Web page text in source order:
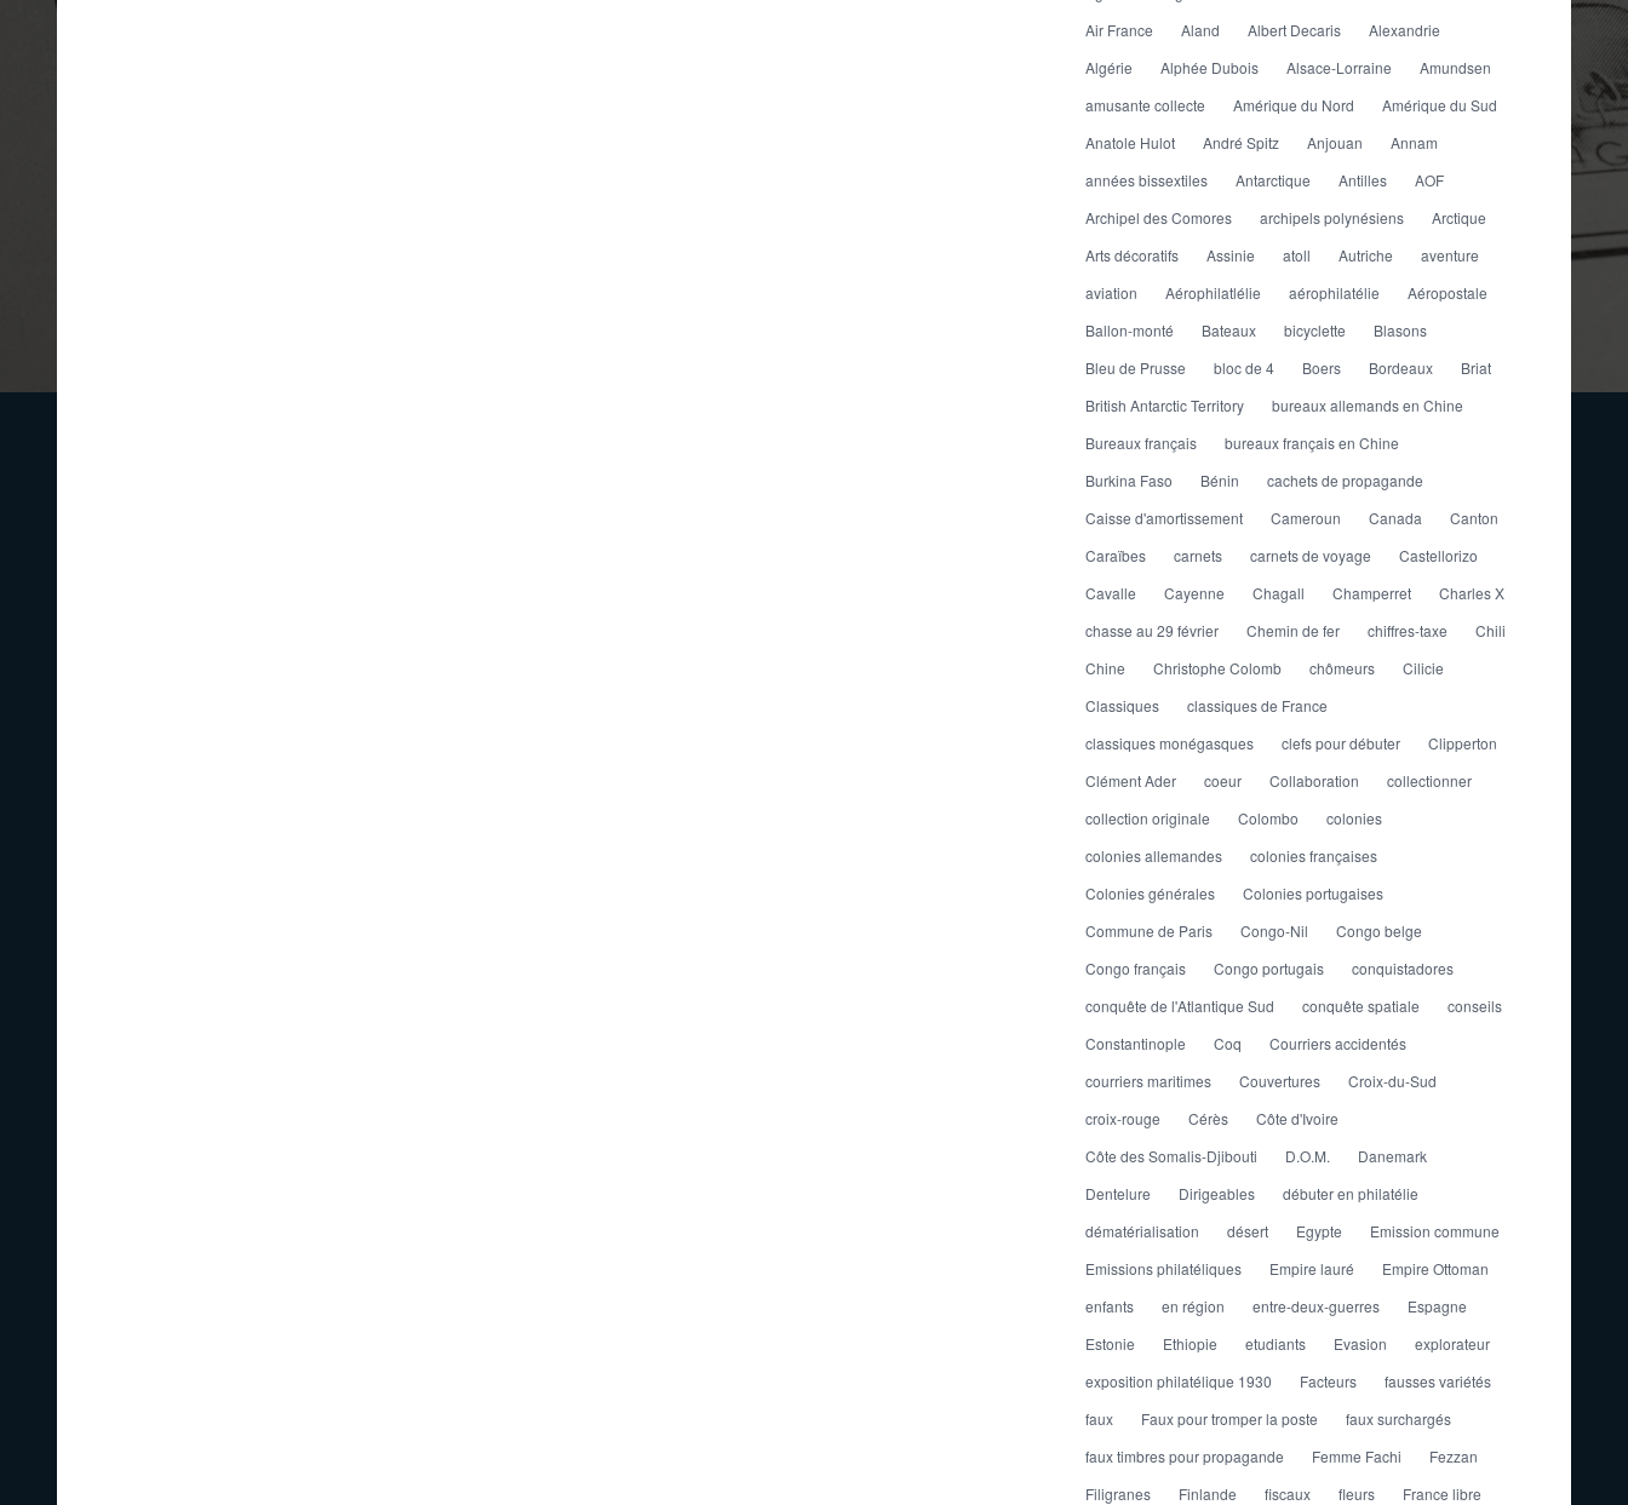
Air France
Aland Albert Decaris
Alexandrie
Algérie
Alphée Dubois Alsace-Lorraine
Amundsen
amusante collecte
Amérique du Nord
Amérique du Sud
Anatole Hulot
André Spitz Anjouan
Annam
années bissextiles
Antarctique Antilles
AOF
Archipel des Comores
archipels polynésiens
Arctique
Arts décoratifs
Assinie atoll Autriche
aventure
aviation
Aérophilatlélie aérophilatélie
Aéropostale
Ballon-monté
Bateaux bicyclette
Blasons
Bleu de Prusse
bloc de 4 Boers Bordeaux
Briat
British Antarctic Territory
bureaux allemands en Chine
Bureaux français
bureaux français en Chine
Burkina Faso
Bénin
cachets de propagande
Caisse d'amortissement
Cameroun Canada
Canton
Caraïbes
carnets carnets de voyage
Castellorizo
Cavalle
Cayenne Chagall Champerret
Charles X
chasse au 29 février
Chemin de fer chiffres-taxe
Chili
Chine
Christophe Colomb chômeurs
Cilicie
Classiques
classiques de France
classiques monégasques
clefs pour débuter
Clipperton
Clément Ader
coeur Collaboration
collectionner
collection originale
Colombo
colonies
colonies allemandes
colonies françaises
Colonies générales
Colonies portugaises
Commune de Paris
Congo-Nil
Congo belge
Congo français
Congo portugais
conquistadores
conquête de l'Atlantique Sud
conquête spatiale
conseils
Constantinople
Coq
Courriers accidentés
courriers maritimes
Couvertures
Croix-du-Sud
croix-rouge
Cérès
Côte d'Ivoire
Côte des Somalis-Djibouti
D.O.M.
Danemark
Dentelure
Dirigeables
débuter en philatélie
dématérialisation
désert Egypte
Emission commune
Emissions philatéliques
Empire lauré
Empire Ottoman
enfants
en région entre-deux-guerres
Espagne
Estonie
Ethiopie etudiants Evasion
explorateur
exposition philatélique 1930
Facteurs
fausses variétés
faux
Faux pour tromper la poste
faux surchargés
faux timbres pour propagande
Femme Fachi
Fezzan
Filigranes
Finlande fiscaux fleurs
France libre